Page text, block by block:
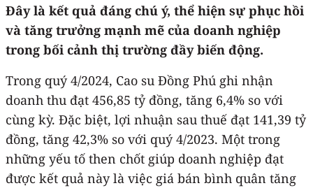
Đây là kết quả đáng chú ý, thể hiện sự phục hồi
và tăng trưởng mạnh mẽ của doanh nghiệp
trong bối cảnh thị trường đầy biến động.
Trong quý 4/2024, Cao su Đồng Phú ghi nhận
doanh thu đạt 456,85 tỷ đồng, tăng 6,4% so với
cùng kỳ. Đặc biệt, lợi nhuận sau thuế đạt 141,39 tỷ
đồng, tăng 42,3% so với quý 4/2023. Một trong
những yếu tố then chốt giúp doanh nghiệp đạt
được kết quả này là việc giá bán bình quân tăng